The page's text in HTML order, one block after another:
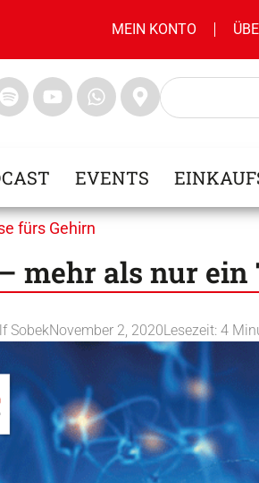
MEIN KONTO
EVENTS
fürs Gehirn
mehr als nur ein
SobekNovember 2, 2020Lesezeit: 4